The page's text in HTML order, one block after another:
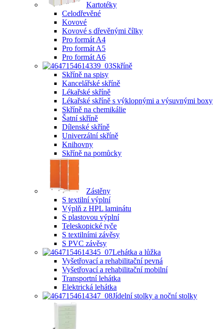
Kartotéky
Celodřevěné
Kovové
Kovové s dřevěnými čílky
Pro formát A4
Pro formát A5
Pro formát A6
Skříně
Skříně na spisy
Kancelářské skříně
Lékařské skříně
Lékařské skříně s výklopnými a výsuvnými boxy
Skříně na chemikálie
Šatní skříně
Dílenské skříně
Univerzální skříně
Knihovny
Skříně na pomůcky
Zástěny
S textilní výplní
Výplň z HPL laminátu
S plastovou výplní
Teleskopické tyče
S textilními závěsy
S PVC závěsy
Lehátka a lůžka
Vyšetřovací a rehabilitační pevná
Vyšetřovací a rehabilitační mobilní
Transportní lehátka
Elektrická lehátka
Jídelní stolky a noční stolky